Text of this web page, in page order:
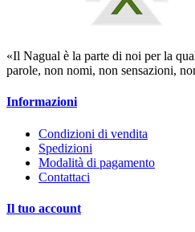
«Il Nagual è la parte di noi per la
parole, non nomi, non sensazioni,
Informazioni
Condizioni di vendita
Spedizioni
Modalità di pagamento
Contattaci
Il tuo account